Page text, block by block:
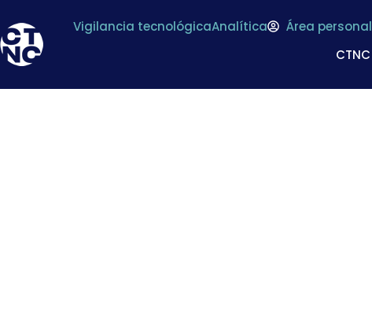
Vigilancia tecnológicaAnalítica
Área personal
CTNC